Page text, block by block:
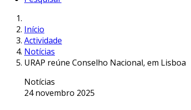
Início
Actividade
Notícias
URAP reúne Conselho Nacional, em Lisboa
Notícias
24 novembro 2025